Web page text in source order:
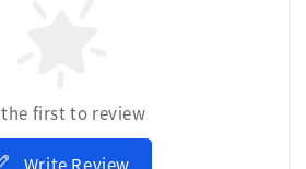
the first to review
Write Review